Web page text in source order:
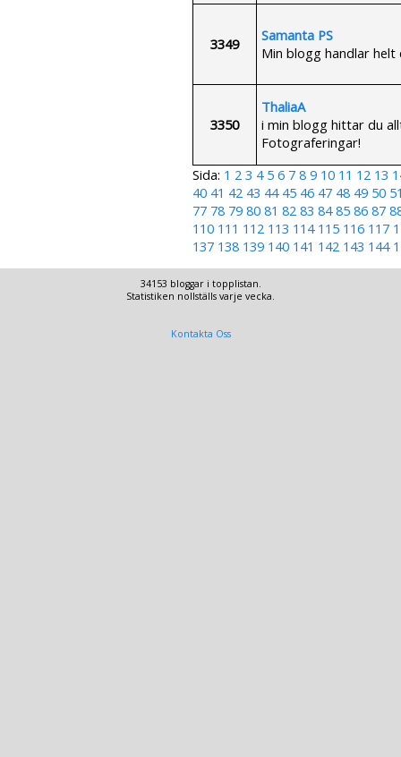
3349
Samanta PS
Min blogg handlar helt
3350
ThaliaA
i min blogg hittar du
Fotograferingar!
Sida: 1 2 3 4 5 6 7 8 9 10 11 12 13
40 41 42 43 44 45 46 47 48 49 50
77 78 79 80 81 82 83 84 85 86 87
110 111 112 113 114 115 116 117
137 138 139 140 141 142 143 144
34153 bloggar i topplistan.
Statistiken nollställs varje vecka.
Kontakta Oss